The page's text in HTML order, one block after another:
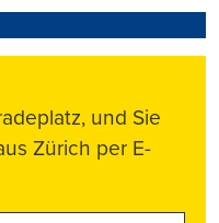
und Sie
Zürich per E-